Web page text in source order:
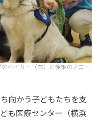
ベイリー（右）と後継のアニー
向かう子どもたちを支
も医療センター（横浜